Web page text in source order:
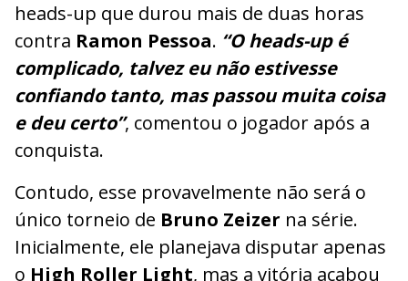
heads-up que durou mais de duas horas
contra Ramon Pessoa. “O heads-up é
complicado, talvez eu não estivesse
confiando tanto, mas passou muita coisa
e deu certo”, comentou o jogador após a
conquista.
Contudo, esse provavelmente não será o
único torneio de Bruno Zeizer na série.
Inicialmente, ele planejava disputar apenas
o High Roller Light, mas a vitória acabou